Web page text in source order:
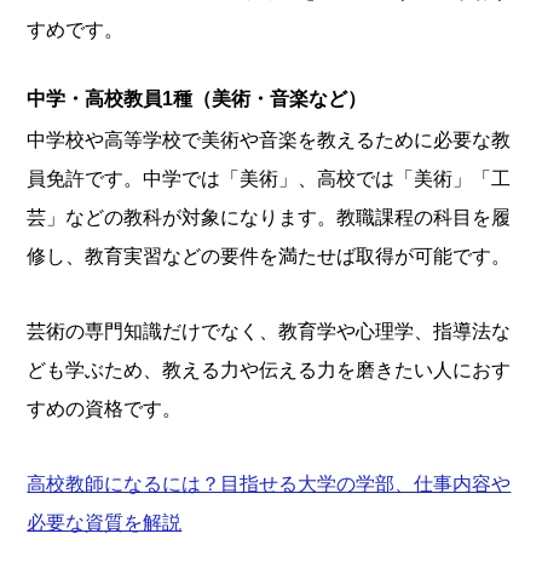
すめです。
中学・高校教員1種（美術・音楽など）
中学校や高等学校で美術や音楽を教えるために必要な教
員免許です。中学では「美術」、高校では「美術」「工
芸」などの教科が対象になります。教職課程の科目を履
修し、教育実習などの要件を満たせば取得が可能です。
芸術の専門知識だけでなく、教育学や心理学、指導法な
ども学ぶため、教える力や伝える力を磨きたい人におす
すめの資格です。
高校教師になるには？目指せる大学の学部、仕事内容や
必要な資質を解説